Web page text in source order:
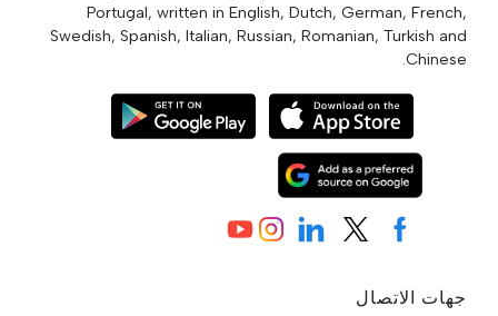
Portugal, written in English, Dutch, German, French,
Swedish, Spanish, Italian, Russian, Romanian, Turkish and
Chinese.
جهات الاتصال